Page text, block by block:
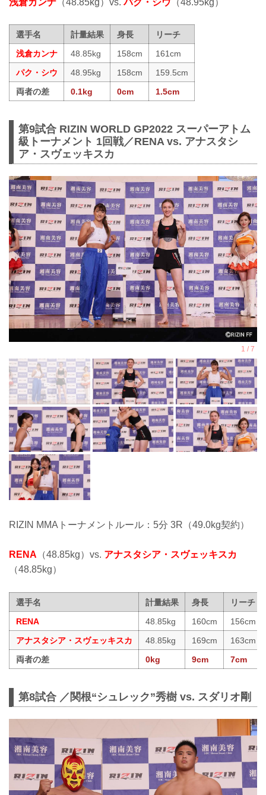
選手名 計量結果 身長
リーチ
浅倉カンナ
48.85kg 158cm
161cm
パク・シウ
48.95kg 158cm
159.5cm
両者の差
0.1kg 0cm 1.5cm
第9試合 RIZIN WORLD GP2022 スーパーアトム
級トーナメント 1回戦／RENA vs. アナスタシ
ア・スヴェッキスカ
RIZIN MMAトーナメントルール：5分 3R（49.0kg契約）
RENA （48.85kg）vs. アナスタシア・スヴェッキスカ
（48.85kg）
選手名 計量結果 身長
リーチ
RENA
48.85kg 160cm
156cm
アナスタシア・スヴェッキスカ
48.85kg 169cm
163cm
両者の差
0kg 9cm 7cm
第8試合 ／関根“シュレック”秀樹 vs. スダリオ剛